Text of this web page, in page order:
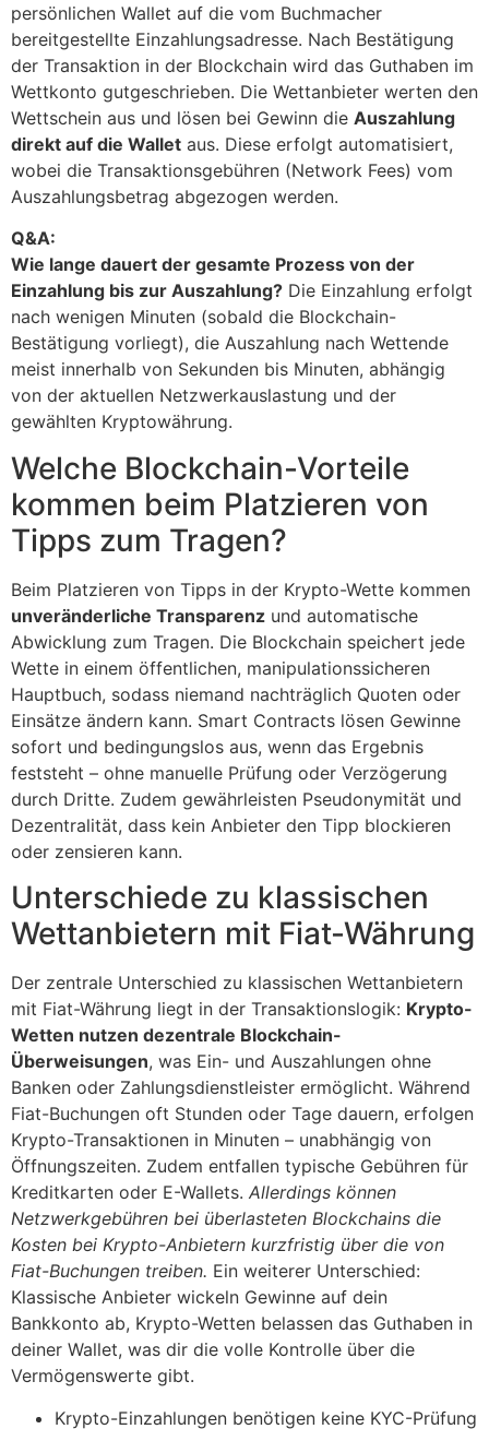
persönlichen Wallet auf die vom Buchmacher
bereitgestellte Einzahlungsadresse. Nach Bestätigung
der Transaktion in der Blockchain wird das Guthaben im
Wettkonto gutgeschrieben. Die Wettanbieter werten den
Wettschein aus und lösen bei Gewinn die Auszahlung
direkt auf die Wallet aus. Diese erfolgt automatisiert,
wobei die Transaktionsgebühren (Network Fees) vom
Auszahlungsbetrag abgezogen werden.
Q&A:
Wie lange dauert der gesamte Prozess von der
Einzahlung bis zur Auszahlung? Die Einzahlung erfolgt
nach wenigen Minuten (sobald die Blockchain-
Bestätigung vorliegt), die Auszahlung nach Wettende
meist innerhalb von Sekunden bis Minuten, abhängig
von der aktuellen Netzwerkauslastung und der
gewählten Kryptowährung.
Welche Blockchain-Vorteile
kommen beim Platzieren von
Tipps zum Tragen?
Beim Platzieren von Tipps in der Krypto-Wette kommen
unveränderliche Transparenz und automatische
Abwicklung zum Tragen. Die Blockchain speichert jede
Wette in einem öffentlichen, manipulationssicheren
Hauptbuch, sodass niemand nachträglich Quoten oder
Einsätze ändern kann. Smart Contracts lösen Gewinne
sofort und bedingungslos aus, wenn das Ergebnis
feststeht – ohne manuelle Prüfung oder Verzögerung
durch Dritte. Zudem gewährleisten Pseudonymität und
Dezentralität, dass kein Anbieter den Tipp blockieren
oder zensieren kann.
Unterschiede zu klassischen
Wettanbietern mit Fiat-Währung
Der zentrale Unterschied zu klassischen Wettanbietern
mit Fiat-Währung liegt in der Transaktionslogik: Krypto-
Wetten nutzen dezentrale Blockchain-
Überweisungen, was Ein- und Auszahlungen ohne
Banken oder Zahlungsdienstleister ermöglicht. Während
Fiat-Buchungen oft Stunden oder Tage dauern, erfolgen
Krypto-Transaktionen in Minuten – unabhängig von
Öffnungszeiten. Zudem entfallen typische Gebühren für
Kreditkarten oder E-Wallets. Allerdings können
Netzwerkgebühren bei überlasteten Blockchains die
Kosten bei Krypto-Anbietern kurzfristig über die von
Fiat-Buchungen treiben. Ein weiterer Unterschied:
Klassische Anbieter wickeln Gewinne auf dein
Bankkonto ab, Krypto-Wetten belassen das Guthaben in
deiner Wallet, was dir die volle Kontrolle über die
Vermögenswerte gibt.
Krypto-Einzahlungen benötigen keine KYC-Prüfung